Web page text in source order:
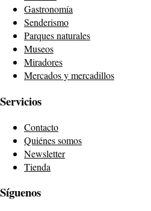
Gastronomía
Senderismo
Parques naturales
Museos
Miradores
Mercados y mercadillos
Servicios
Contacto
Quiénes somos
Newsletter
Tienda
Síguenos